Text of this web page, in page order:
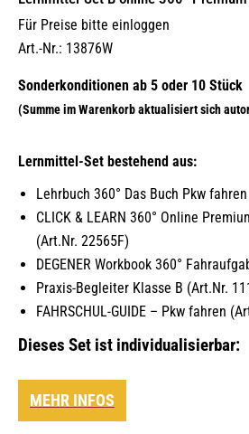
Für Preise bitte einloggen
Art.-Nr.: 13876W
Lernmittel-Set bestehend aus:
Lehrbuch 360° Das Buch Pkw
CLICK & LEARN 360° Online
(Art.Nr. 22565F)
DEGENER Workbook 360°
Praxis-Begleiter Klasse B (Art.Nr.
FAHRSCHUL-GUIDE – Pkw fahren
Dieses Set ist individualisierbar:
MEHR INFOS